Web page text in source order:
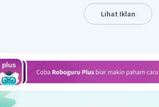
Lihat Iklan